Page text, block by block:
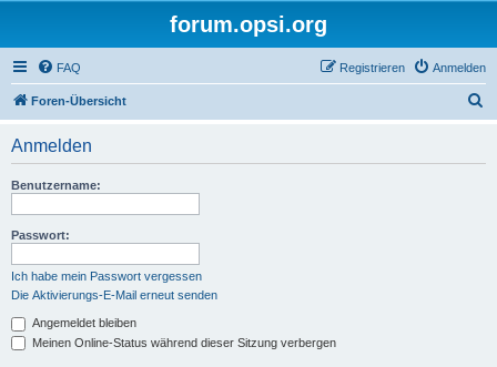
forum.opsi.org
FAQ Anmelden
Registrieren
Foren-Übersicht
Anmelden
Benutzername:
Passwort:
Ich habe mein Passwort vergessen
Die Aktivierungs-E-Mail erneut senden
Angemeldet bleiben
Meinen Online-Status während dieser Sitzung verbergen